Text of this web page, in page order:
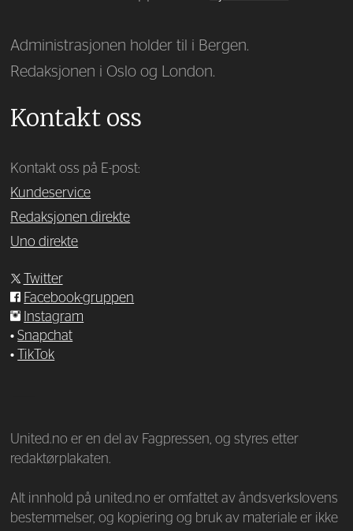
Administrasjonen holder til i Bergen.
Redaksjonen i Oslo og London.
Kontakt oss
Kontakt oss på E-post:
Kundeservice
Redaksjonen direkte
Uno direkte
Twitter
Facebook-gruppen
Instagram
•Snapchat
•
TikTok
United.no er en del av Fagpressen, og styres etter
redaktørplakaten.
Alt innhold på united.no er omfattet av åndsverkslovens
bestemmelser, og kopiering og bruk av materiale er ikke